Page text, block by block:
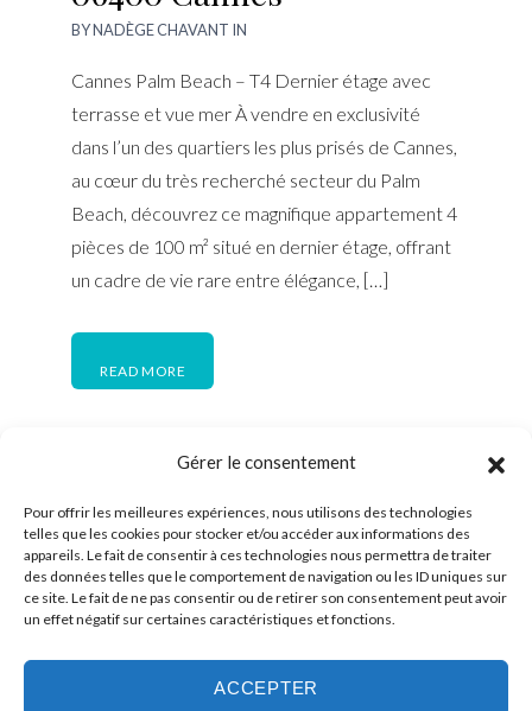
Gérer le consentement
Pour offrir les meilleures expériences, nous utilisons des technologies
telles que les cookies pour stocker et/ou accéder aux informations des
appareils. Le fait de consentir à ces technologies nous permettra de traiter
des données telles que le comportement de navigation ou les ID uniques sur
ce site. Le fait de ne pas consentir ou de retirer son consentement peut avoir
un effet négatif sur certaines caractéristiques et fonctions.
ACCEPTER
BYNADÈGE CHAVANT IN
Cannes Palm Beach – T4 Dernier étage avec
terrasse et vue mer À vendre en exclusivité
dans l’un des quartiers les plus prisés de Cannes,
au cœur du très recherché secteur du Palm
Beach, découvrez ce magnifique appartement 4
pièces de 100 m² situé en dernier étage, offrant
un cadre de vie rare entre élégance, […]
READ MORE